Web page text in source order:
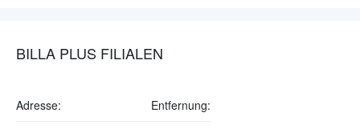
BILLA PLUS FILIALEN
Adresse: Entfernung: